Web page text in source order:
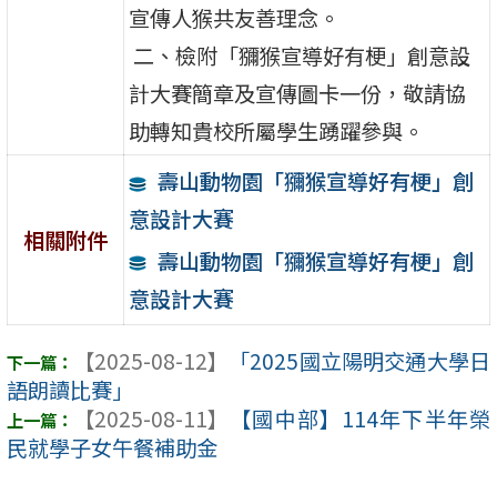
宣傳人猴共友善理念。
二、檢附「獼猴宣導好有梗」創意設
計大賽簡章及宣傳圖卡一份，敬請協
助轉知貴校所屬學生踴躍參與。
相關附件
壽山動物園「獼猴宣導好有梗」創
意設計大賽
壽山動物園「獼猴宣導好有梗」創
意設計大賽
【2025-08-12】
「2025國立陽明交通大學日
語朗讀比賽」
【2025-08-11】
【國中部】114年下半年榮
民就學子女午餐補助金